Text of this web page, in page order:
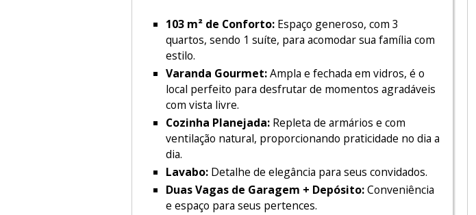
103 m² de Conforto: Espaço generoso, com 3
quartos, sendo 1 suíte, para acomodar sua família com
estilo.
Varanda Gourmet:Ampla e fechada em vidros, é o
local perfeito para desfrutar de momentos agradáveis
com vista livre.
Cozinha Planejada: Repleta de armários e com
ventilação natural, proporcionando praticidade no dia a
dia.
Lavabo: Detalhe de elegância para seus convidados.
Duas Vagas de Garagem + Depósito:Conveniência
e espaço para seus pertences.